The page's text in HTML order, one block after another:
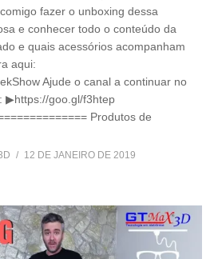
fazer o unboxing dessa
e conhecer todo o conteúdo da
e quais acessórios acompanham
aqui:
Ajude o canal a continuar no
▶https://goo.gl/f3htep
Produtos de
12 DE JANEIRO DE 2019